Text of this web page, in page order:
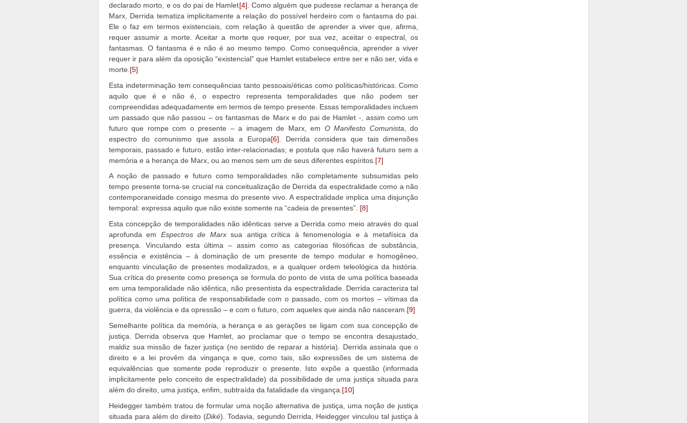
declarado morto, e os do pai de Hamlet[4] . Como alguém que pudesse reclamar a herança de
Marx, Derrida tematiza implicitamente a relação do possível herdeiro com o fantasma do pai.
Ele o faz em termos existenciais, com relação à questão de aprender a viver que, afirma,
requer assumir a morte. Aceitar a morte que requer, por sua vez, aceitar o espectral, os
fantasmas. O fantasma é e não é ao mesmo tempo. Como consequência, aprender a viver
requer ir para além da oposição “existencial” que Hamlet estabelece entre ser e não ser, vida e
morte. [5]
Esta indeterminação tem consequências tanto pessoais/éticas como políticas/históricas. Como
aquilo que é e não é, o espectro representa temporalidades que não podem ser
compreendidas adequadamente em termos de tempo presente. Essas temporalidades incluem
um passado que não passou – os fantasmas de Marx e do pai de Hamlet -, assim como um
futuro que rompe com o presente – a imagem de Marx, em O Manifesto Comunista , do
espectro do comunismo que assola a Europa[6] . Derrida considera que tais dimensões
temporais, passado e futuro, estão inter-relacionadas; e postula que não haverá futuro sem a
memória e a herança de Marx, ou ao menos sem um de seus diferentes espíritos. [7]
A noção de passado e futuro como temporalidades não completamente subsumidas pelo
tempo presente torna-se crucial na conceitualização de Derrida da espectralidade como a não
contemporaneidade consigo mesma do presente vivo. A espectralidade implica uma disjunção
temporal: expressa aquilo que não existe somente na “cadeia de presentes”. [8]
Esta concepção de temporalidades não idênticas serve a Derrida como meio através do qual
aprofunda em Espectros de Marx sua antiga crítica à fenomenologia e à metafísica da
presença. Vinculando esta última – assim como as categorias filosóficas de substância,
essência e existência – à dominação de um presente de tempo modular e homogêneo,
enquanto vinculação de presentes modalizados, e a qualquer ordem teleológica da história.
Sua crítica do presente como presença se formula do ponto de vista de uma política baseada
em uma temporalidade não idêntica, não presentista da espectralidade. Derrida caracteriza tal
política como uma política de responsabilidade com o passado, com os mortos – vítimas da
guerra, da violência e da opressão – e com o futuro, com aqueles que ainda não nasceram.[9]
Semelhante política da memória, a herança e as gerações se ligam com sua concepção de
justiça. Derrida observa que Hamlet, ao proclamar que o tempo se encontra desajustado,
maldiz sua missão de fazer justiça (no sentido de reparar a história). Derrida assinala que o
direito e a lei provêm da vingança e que, como tais, são expressões de um sistema de
equivalências que somente pode reproduzir o presente. Isto expõe a questão (informada
implicitamente pelo conceito de espectralidade) da possibilidade de uma justiça situada para
além do direito, uma justiça, enfim, subtraída da fatalidade da vingança. [10]
Heidegger também tratou de formular uma noção alternativa de justiça, uma noção de justiça
situada para além do direito (Diké). Todavia, segundo Derrida, Heidegger vinculou tal justiça à